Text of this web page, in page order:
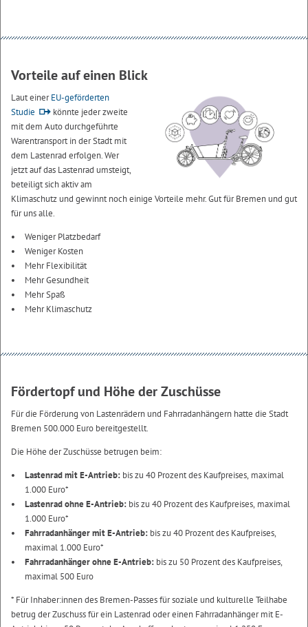
Vorteile auf einen Blick
Laut einerEU-geförderten
Studie
könnte jeder zweite
mit dem Auto durchgeführte
Warentransport in der Stadt mit
dem Lastenrad erfolgen. Wer
jetzt auf das Lastenrad umsteigt,
beteiligt sich aktiv am
Klimaschutz und gewinnt noch einige Vorteile mehr. Gut für Bremen und gut
für uns alle.
Weniger Platzbedarf
Weniger Kosten
Mehr Flexibilität
Mehr Gesundheit
Mehr Spaß
Mehr Klimaschutz
Fördertopf und Höhe der Zuschüsse
Für die Förderung von Lastenrädern und Fahrradanhängern hatte die Stadt
Bremen 500.000 Euro bereitgestellt.
Die Höhe der Zuschüsse betrugen beim:
Lastenrad mit E-Antrieb: bis zu 40 Prozent des Kaufpreises, maximal
1.000 Euro*
Lastenrad ohne E-Antrieb: bis zu 40 Prozent des Kaufpreises, maximal
1.000 Euro*
Fahrradanhänger mit E-Antrieb: bis zu 40 Prozent des Kaufpreises,
maximal 1.000 Euro*
Fahrradanhänger ohne E-Antrieb: bis zu 50 Prozent des Kaufpreises,
maximal 500 Euro
* Für Inhaber:innen des Bremen-Passes für soziale und kulturelle Teilhabe
betrug der Zuschuss für ein Lastenrad oder einen Fahrradanhänger mit E-